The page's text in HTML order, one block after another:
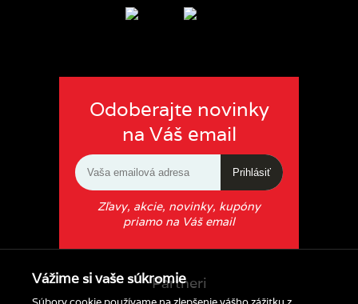
Vážime si vaše súkromie
Odoberajte novinky
na Váš email
Prihlásiť
Zľavy, akcie, novinky, kupóny
priamo na Váš email
Partneri